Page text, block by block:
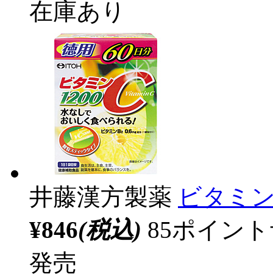
在庫あり
井藤漢方製薬 ビタミ
¥846(税込) 85ポイン
発売